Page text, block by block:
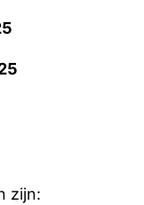
zijn: